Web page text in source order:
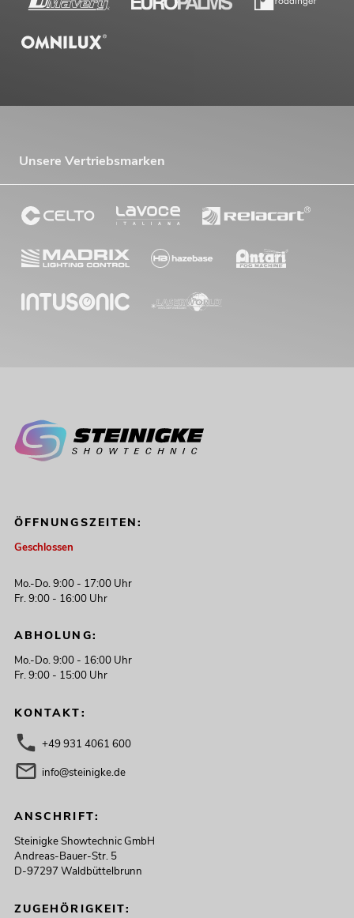
Unsere Vertriebsmarken
ÖFFNUNGSZEITEN:
Geschlossen
Mo.-Do. 9:00 - 17:00 Uhr
Fr. 9:00 - 16:00 Uhr
ABHOLUNG:
Mo.-Do. 9:00 - 16:00 Uhr
Fr. 9:00 - 15:00 Uhr
KONTAKT:
+49 931 4061 600
info@steinigke.de
ANSCHRIFT:
Steinigke Showtechnic GmbH
Andreas-Bauer-Str. 5
D-97297 Waldbüttelbrunn
ZUGEHÖRIGKEIT: